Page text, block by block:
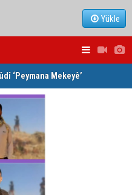
Yükle
‘Peymana Mekeyê’